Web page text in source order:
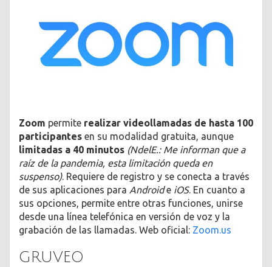
Zoom permite realizar videollamadas de hasta 100
participantes en su modalidad gratuita, aunque
limitadas a 40 minutos (NdelE.: Me informan que a
raíz de la pandemia, esta limitación queda en
suspenso). Requiere de registro y se conecta a través
de sus aplicaciones para Androide iOS. En cuanto a
sus opciones, permite entre otras funciones, unirse
desde una línea telefónica en versión de voz y la
grabación de las llamadas. Web oficial: Zoom.us
GRUVEO